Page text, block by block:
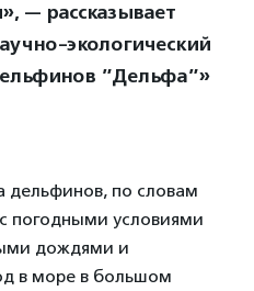
— рассказывает
экологический
”Дельфа”»
дельфинов, по словам
погодными условиями
дождями и
в море в большом